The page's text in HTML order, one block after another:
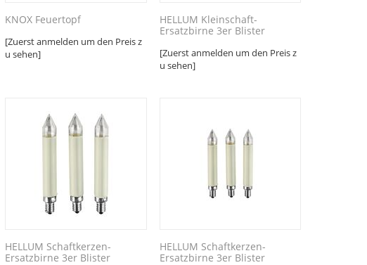
KNOX Feuertopf
[Zuerst anmelden um den Preis z
u sehen]
HELLUM Kleinschaft-
Ersatzbirne 3er Blister
[Zuerst anmelden um den Preis z
u sehen]
HELLUM Schaftkerzen-
Ersatzbirne 3er Blister
HELLUM Schaftkerzen-
Ersatzbirne 3er Blister